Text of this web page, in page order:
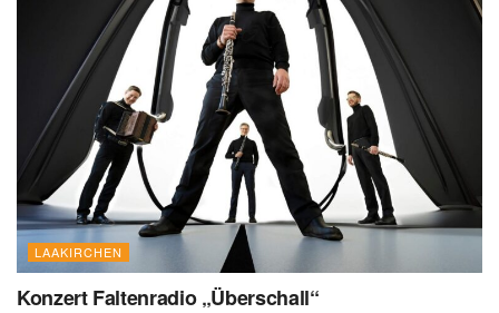
LAAKIRCHEN
Konzert Faltenradio „Überschall“